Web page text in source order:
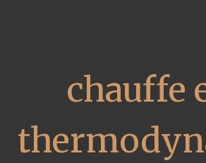
chauffe